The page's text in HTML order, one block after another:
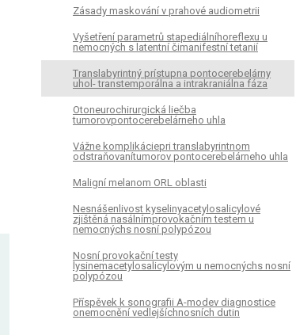
Zásady maskování v prahové audiometrii
Vyšetření parametrů stapediálníhoreflexu u
nemocných s latentní čimanifestní tetanií
Translabyrintný prístupna pontocerebelárny
uhol- transtemporálna a intrakraniálna fáza
Otoneurochirurgická liečba
tumorovpontocerebelárneho uhla
Vážne komplikáciepri translabyrintnom
odstraňovanítumorov pontocerebelárneho uhla
Maligní melanom ORL oblasti
Nesnášenlivost kyselinyacetylosalicylové
zjištěná nasálnímprovokačním testem u
nemocnýchs nosní polypózou
Nosní provokační testy
lysinemacetylosalicylovým u nemocnýchs nosní
polypózou
Příspěvek k sonografii A-modev diagnostice
onemocnění vedlejšíchnosních dutin